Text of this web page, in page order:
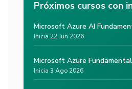
Próximos cursos con
Microsoft Azure AI
Inicia 22 Jun 2026
Microsoft Azure
Inicia 3 Ago 2026